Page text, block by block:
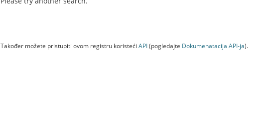
Također možete pristupiti ovom registru koristeći API(pogledajte Dokumenаtаcijа API-jа).